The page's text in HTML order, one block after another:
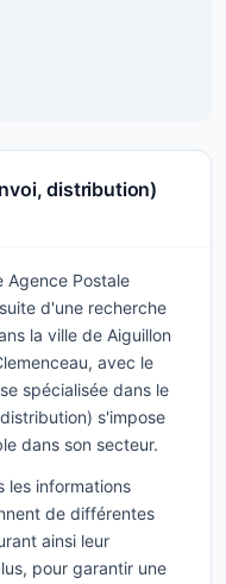
distribution)
Agence Postale
d'une recherche
la ville de Aiguillon
avec le
spécialisée dans le
s'impose
dans son secteur.
les informations
de différentes
ainsi leur
pour garantir une